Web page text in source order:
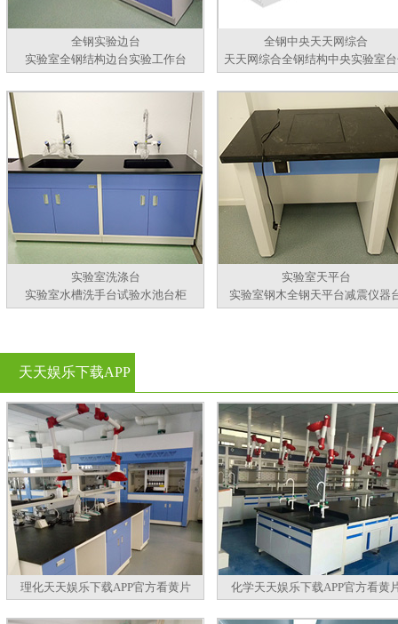
全钢实验边台
实验室全钢结构边台实验工作台
全钢中央天天网综合
天天网综合全钢结构中央实验室
实验室洗涤台
实验室水槽洗手台试验水池台柜
实验室天平台
实验室钢木全钢天平台减震仪器
天天娱乐下载APP
官方看黄片
理化天天娱乐下载APP官方看黄片 化学天天娱乐下载APP官方看黄